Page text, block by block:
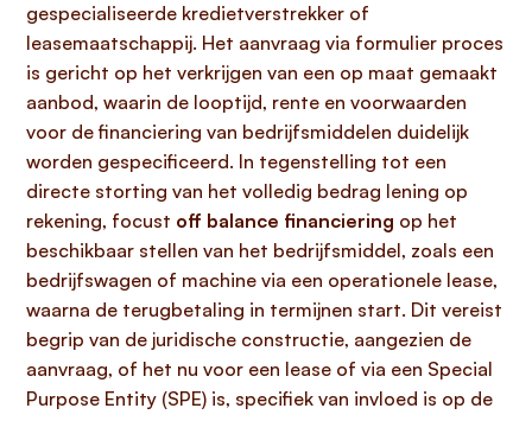
gespecialiseerde kredietverstrekker of
leasemaatschappij. Het aanvraag via formulier proces
is gericht op het verkrijgen van een op maat gemaakt
aanbod, waarin de looptijd, rente en voorwaarden
voor de financiering van bedrijfsmiddelen duidelijk
worden gespecificeerd. In tegenstelling tot een
directe storting van het volledig bedrag lening op
rekening, focust off balance financiering op het
beschikbaar stellen van het bedrijfsmiddel, zoals een
bedrijfswagen of machine via een operationele lease,
waarna de terugbetaling in termijnen start. Dit vereist
begrip van de juridische constructie, aangezien de
aanvraag, of het nu voor een lease of via een Special
Purpose Entity (SPE) is, specifiek van invloed is op de